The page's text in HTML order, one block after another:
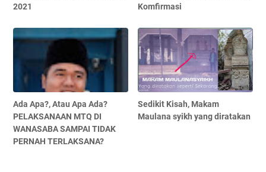
2021
Komfirmasi
Ada Apa?, Atau Apa Ada?
PELAKSANAAN MTQ DI
WANASABA SAMPAI TIDAK
PERNAH TERLAKSANA?
Sedikit Kisah, Makam
Maulana syikh yang diratakan